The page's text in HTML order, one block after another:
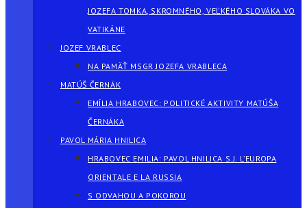
JOZEFA TOMKA, SKROMNÉHO, VEĽKÉHO SLOVÁKA VO
VATIKÁNE
JOZEF VRABLEC
NA PAMÄŤ MSGR JOZEFA VRABLECA
MATÚŠ ČERNÁK
EMÍLIA HRABOVEC: POLITICKÉ AKTIVITY MATÚŠA
ČERNÁKA
PAVOL MÁRIA HNILICA
HRABOVEC EMILIA: PAVOL HNILICA S.J. L’EUROPA
ORIENTALE E LA RUSSIA
S ODVAHOU A POKOROU